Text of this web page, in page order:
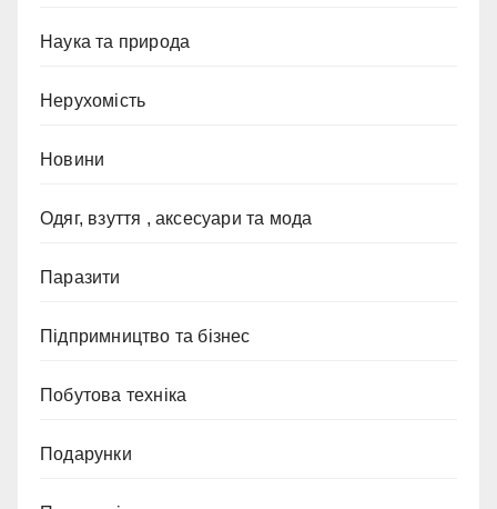
Наука та природа
Нерухомість
Новини
Одяг, взуття , аксесуари та мода
Паразити
Підпримництво та бізнес
Побутова техніка
Подарунки